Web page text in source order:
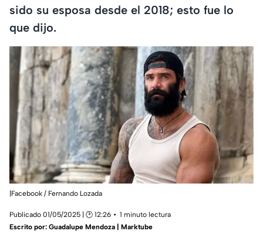
sido su esposa desde el 2018; esto fue lo
que dijo.
|Facebook / Fernando Lozada
Publicado 01/05/2025 | 🕑 12:26
1 minuto lectura
Escrito por: Guadalupe Mendoza | Marktube